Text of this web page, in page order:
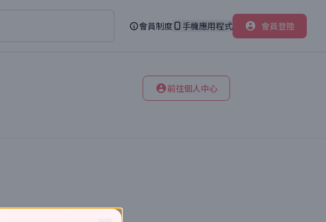
會員制度 手機應用程式 會員登陸
前往個人中心